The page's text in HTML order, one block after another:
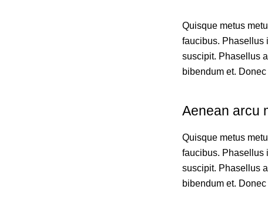
Quisque metus
faucibus. Phasellus
suscipit. Phasellus
bibendum et.
Aenean arcu
Quisque metus
faucibus. Phasellus
suscipit. Phasellus
bibendum et.